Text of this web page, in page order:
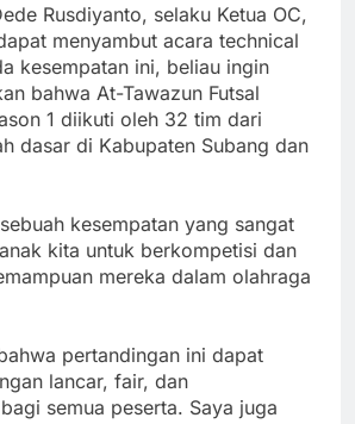
Rusdiyanto, selaku Ketua OC,
menyambut acara technical
kesempatan ini, beliau ingin
bahwa At-Tawazun Futsal
1 diikuti oleh 32 tim dari
dasar di Kabupaten Subang dan
kesempatan yang sangat
kita untuk berkompetisi dan
mereka dalam olahraga
pertandingan ini dapat
lancar, fair, dan
semua peserta. Saya juga